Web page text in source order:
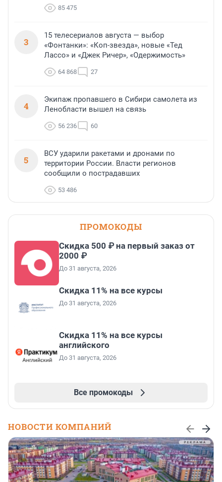
85 475
3
15 телесериалов августа — выбор
«Фонтанки»: «Коп-звезда», новые «Тед
Лассо» и «Джек Ричер», «Одержимость»
64 868 27
4
Экипаж пропавшего в Сибири самолета из
Ленобласти вышел на связь
56 236 60
5
ВСУ ударили ракетами и дронами по
территории России. Власти регионов
сообщили о пострадавших
53 486
ПРОМОКОДЫ
Скидка 500 ₽ на первый заказ от
2000 ₽
До 31 августа, 2026
Скидка 11% на все курсы
До 31 августа, 2026
Скидка 11% на все курсы
английского
До 31 августа, 2026
Все промокоды
НОВОСТИ КОМПАНИЙ